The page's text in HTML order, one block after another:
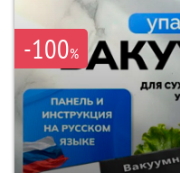
-100%